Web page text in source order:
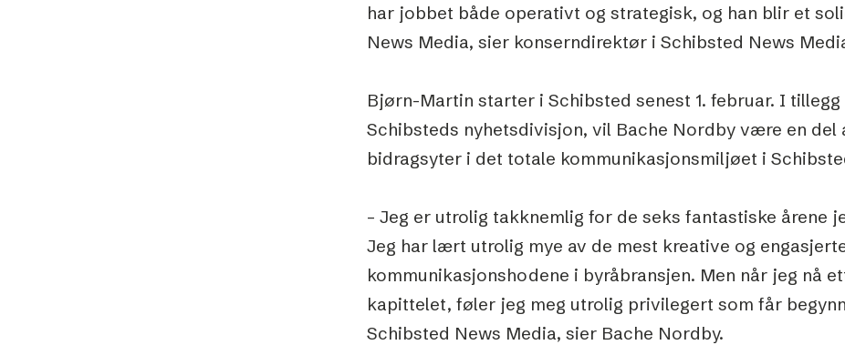
har jobbet både operativt og strategisk, og han blir et
News Media, sier konserndirektør i Schibsted News
Bjørn-Martin starter i Schibsted senest 1. februar. I
Schibsteds nyhetsdivisjon, vil Bache Nordby være en del
bidragsyter i det totale kommunikasjonsmiljøet i
– Jeg er utrolig takknemlig for de seks fantastiske årene
Jeg har lært utrolig mye av de mest kreative og
kommunikasjonshodene i byråbransjen. Men når jeg nå
kapittelet, føler jeg meg utrolig privilegert som får
Schibsted News Media, sier Bache Nordby.